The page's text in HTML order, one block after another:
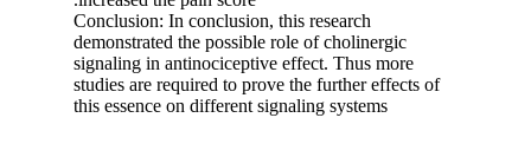
Conclusion: In conclusion, this research
demonstrated the possible role of cholinergic
signaling in antinociceptive effect. Thus more
studies are required to prove the further effects of
this essence on different signaling systems